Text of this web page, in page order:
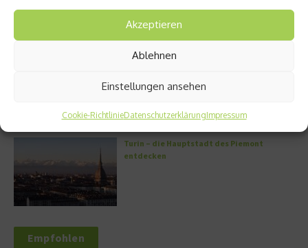
Akzeptieren
Ablehnen
Einstellungen ansehen
Cookie-RichtlinieDatenschutzerklärungImpressum
Turin – die Hauptstadt des Piemont
entdecken
Empfohlen